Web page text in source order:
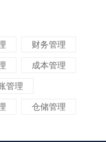
财务管理
成本管理
管理
仓储管理